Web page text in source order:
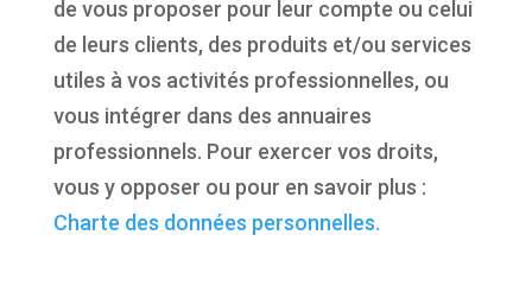
de vous proposer pour leur compte ou celui
de leurs clients, des produits et/ou services
utiles à vos activités professionnelles, ou
vous intégrer dans des annuaires
professionnels. Pour exercer vos droits,
vous y opposer ou pour en savoir plus :
Charte des données personnelles.